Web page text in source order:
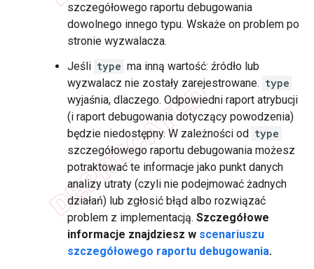
szczegółowego raportu debugowania
dowolnego innego typu. Wskaże on problem po
stronie wyzwalacza.
Jeśli type ma inną wartość: źródło lub
wyzwalacz nie zostały zarejestrowane. type
wyjaśnia, dlaczego. Odpowiedni raport atrybucji
(i raport debugowania dotyczący powodzenia)
będzie niedostępny. W zależności od type
szczegółowego raportu debugowania możesz
potraktować te informacje jako punkt danych
analizy utraty (czyli nie podejmować żadnych
działań) lub zgłosić błąd albo rozwiązać
problem z implementacją. Szczegółowe
informacje znajdziesz w scenariuszu
szczegółowego raportu debugowania.